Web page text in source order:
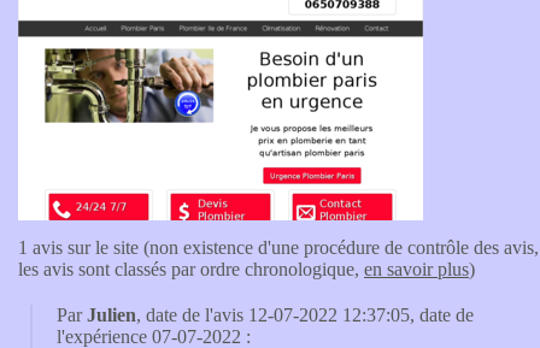
1 avis sur le site (non existence d'une procédure de contrôle des avis,
les avis sont classés par ordre chronologique, en savoir plus)
ParJulien, date de l'avis 12-07-2022 12:37:05, date de
l'expérience 07-07-2022 :